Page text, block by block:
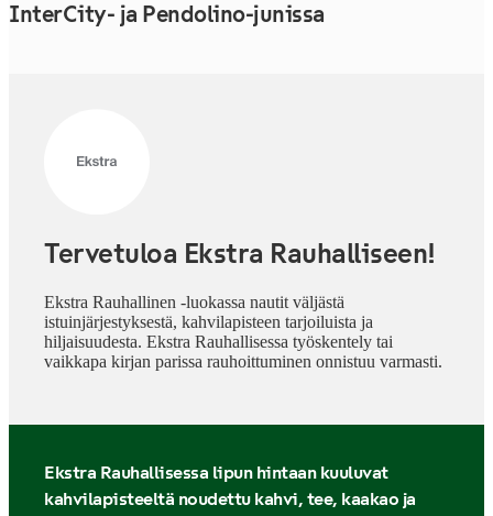
InterCity- ja Pendolino-junissa
Tervetuloa Ekstra Rauhalliseen!
Ekstra Rauhallinen -luokassa nautit väljästä
istuinjärjestyksestä, kahvilapisteen tarjoiluista ja
hiljaisuudesta. Ekstra Rauhallisessa työskentely tai
vaikkapa kirjan parissa rauhoittuminen onnistuu varmasti.
Ekstra Rauhallisessa lipun hintaan kuuluvat
kahvilapisteeltä noudettu kahvi, tee, kaakao ja